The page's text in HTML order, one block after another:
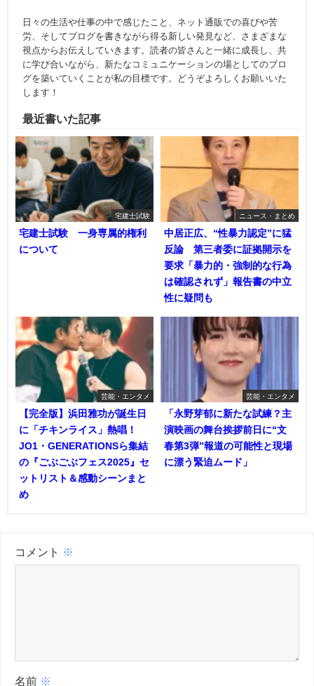
日々の生活や仕事の中で感じたこと、ネット通販での喜びや苦
労、そしてブログを書きながら得る新しい発見など、さまざまな
視点からお伝えしていきます。読者の皆さんと一緒に成長し、共
に学び合いながら、新たなコミュニケーションの場としてのブロ
グを築いていくことが私の目標です。どうぞよろしくお願いいた
します！
最近書いた記事
宅建士試験
宅建士試験 一身専属的権利
について
ニュース・まとめ
中居正広、“性暴力認定”に猛
反論 第三者委に証拠開示を
要求「暴力的・強制的な行為
は確認されず」報告書の中立
性に疑問も
芸能・エンタメ
【完全版】浜田雅功が誕生日
に「チキンライス」熱唱！
JO1・GENERATIONSら集結
の『ごぶごぶフェス2025』セ
ットリスト＆感動シーンまと
め
芸能・エンタメ
「永野芽郁に新たな試練？主
演映画の舞台挨拶前日に“文
春第3弾”報道の可能性と現場
に漂う緊迫ムード」
コメント ※
名前 ※